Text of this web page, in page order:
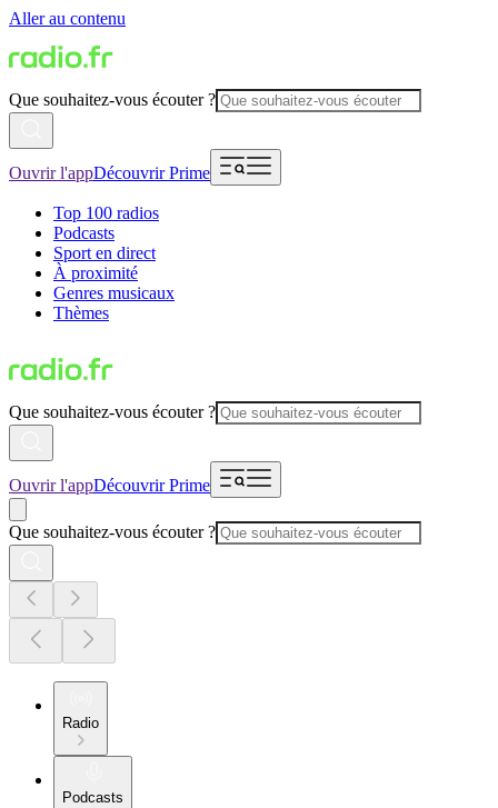
Aller au contenu
Que souhaitez-vous écouter ?
Ouvrir l'appDécouvrir Prime
Top 100 radios
Podcasts
Sport en direct
À proximité
Genres musicaux
Thèmes
Que souhaitez-vous écouter ?
Ouvrir l'appDécouvrir Prime
Que souhaitez-vous écouter ?
Radio
Podcasts